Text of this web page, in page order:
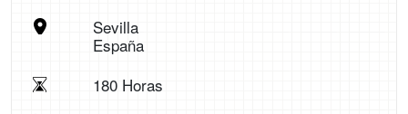
Sevilla
España
180 Horas